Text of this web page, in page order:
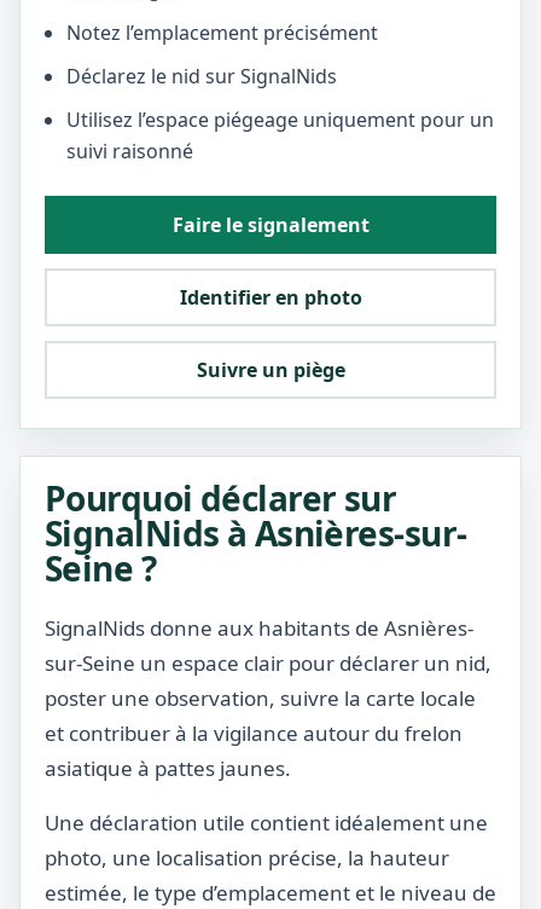
Notez l’emplacement précisément
Déclarez le nid sur SignalNids
Utilisez l’espace piégeage uniquement pour un
suivi raisonné
Faire le signalement
Identifier en photo
Suivre un piège
Pourquoi déclarer sur
SignalNids à Asnières-sur-
Seine ?
SignalNids donne aux habitants de Asnières-
sur-Seine un espace clair pour déclarer un nid,
poster une observation, suivre la carte locale
et contribuer à la vigilance autour du frelon
asiatique à pattes jaunes.
Une déclaration utile contient idéalement une
photo, une localisation précise, la hauteur
estimée, le type d’emplacement et le niveau de